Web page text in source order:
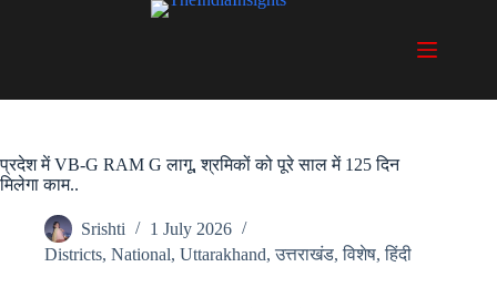
प्रदेश में VB-G RAM G लागू, श्रमिकों को पूरे साल में 125 दिन
मिलेगा काम..
Srishti
1 July 2026
Districts, National, Uttarakhand,उत्तराखंड,विशेष,हिंदी